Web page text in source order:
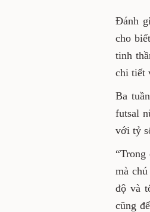
Đánh
cho
tinh
chi tiết
Ba
futsal
với tỷ
mà
độ và
cũng